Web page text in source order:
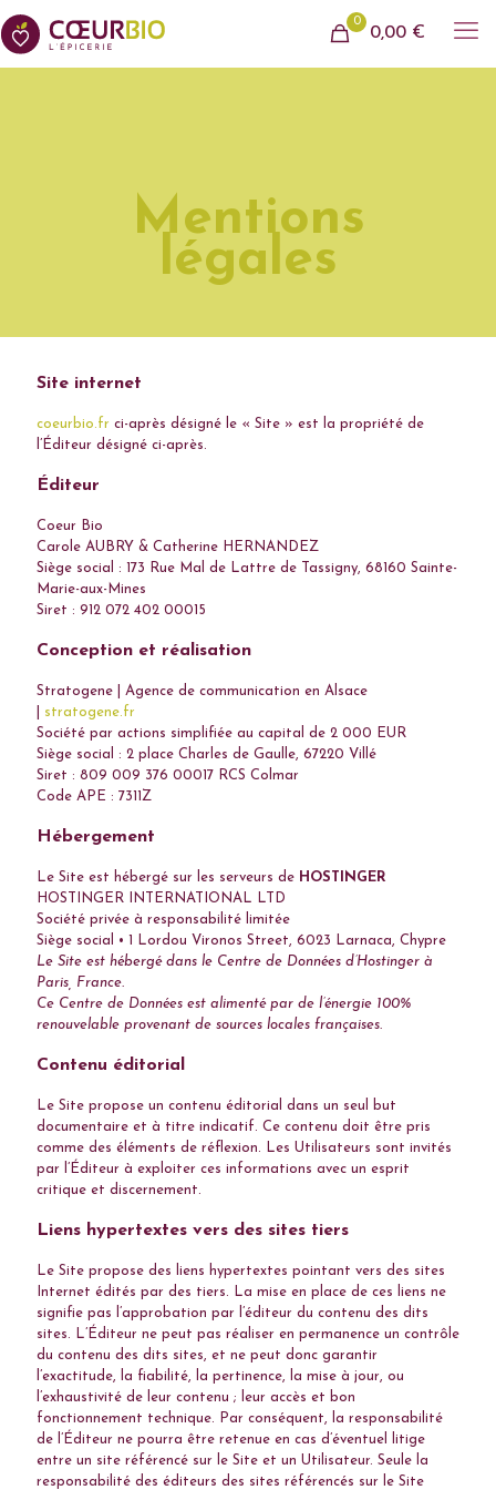
0
0,00 €
Mentions
légales
Site internet
coeurbio.fr ci-après désigné le « Site » est la propriété de
l’Éditeur désigné ci-après.
Éditeur
Coeur Bio
Carole AUBRY & Catherine HERNANDEZ
Siège social : 173 Rue Mal de Lattre de Tassigny, 68160 Sainte-
Marie-aux-Mines
Siret : 912 072 402 00015
Conception et réalisation
Stratogene | Agence de communication en Alsace
stratogene.fr
Société par actions simplifiée au capital de 2 000 EUR
Siège social : 2 place Charles de Gaulle, 67220 Villé
Siret : 809 009 376 00017 RCS Colmar
Code APE : 7311Z
Hébergement
Le Site est hébergé sur les serveurs de HOSTINGER
HOSTINGER INTERNATIONAL LTD
Société privée à responsabilité limitée
Siège social • 1 Lordou Vironos Street, 6023 Larnaca, Chypre
Le Site est hébergé dans le Centre de Données d’Hostinger à
Paris, France.
Ce Centre de Données est alimenté par de l’énergie 100%
renouvelable provenant de sources locales françaises.
Contenu éditorial
Le Site propose un contenu éditorial dans un seul but
documentaire et à titre indicatif. Ce contenu doit être pris
comme des éléments de réflexion. Les Utilisateurs sont invités
par l’Éditeur à exploiter ces informations avec un esprit
critique et discernement.
Liens hypertextes vers des sites tiers
Le Site propose des liens hypertextes pointant vers des sites
Internet édités par des tiers. La mise en place de ces liens ne
signifie pas l’approbation par l’éditeur du contenu des dits
sites. L’Éditeur ne peut pas réaliser en permanence un contrôle
du contenu des dits sites, et ne peut donc garantir
l’exactitude, la fiabilité, la pertinence, la mise à jour, ou
l’exhaustivité de leur contenu ; leur accès et bon
fonctionnement technique. Par conséquent, la responsabilité
de l’Éditeur ne pourra être retenue en cas d’éventuel litige
entre un site référencé sur le Site et un Utilisateur. Seule la
responsabilité des éditeurs des sites référencés sur le Site